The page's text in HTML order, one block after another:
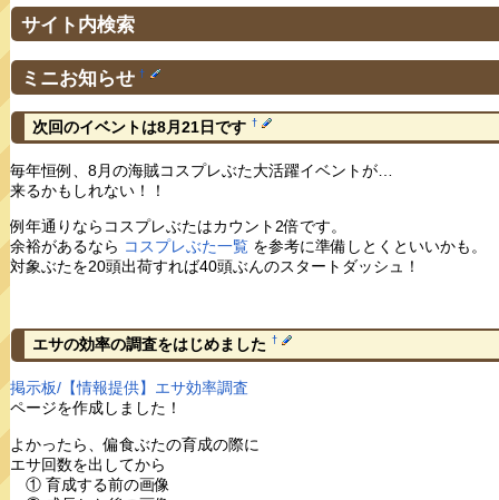
サイト内検索
ミニお知らせ †
次回のイベントは8月21日です †
毎年恒例、8月の海賊コスプレぶた大活躍イベントが…
来るかもしれない！！
例年通りならコスプレぶたはカウント2倍です。
余裕があるなら コスプレぶた一覧を参考に準備しとくといいかも。
対象ぶたを20頭出荷すれば40頭ぶんのスタートダッシュ！
エサの効率の調査をはじめました †
掲示板/【情報提供】エサ効率調査
ページを作成しました！
よかったら、偏食ぶたの育成の際に
エサ回数を出してから
① 育成する前の画像